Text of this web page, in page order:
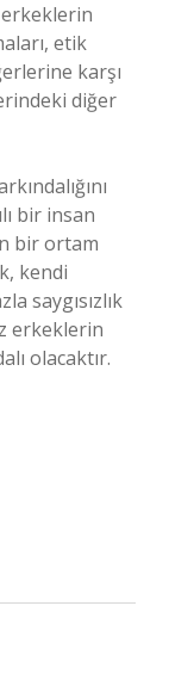
erkeklerin
etik
karşı
diğer
bir insan
bir ortam
kendi
saygısızlık
erkeklerin
olacaktır.